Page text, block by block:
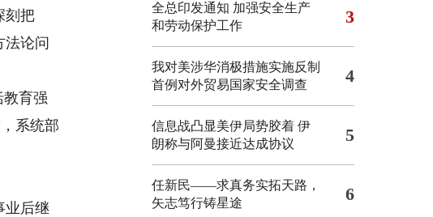
刻把
论问
育强
系统部
后继
全总印发通知 加强安全生产
和劳动保护工作
3
我对美涉华消极措施实施反制
首例对外贸易国家安全调查
4
信息战凸显美伊局势胶着 伊
朗称与阿曼接近达成协议
5
任新民——求真务实拓天路，
矢志笃行铸星途
6